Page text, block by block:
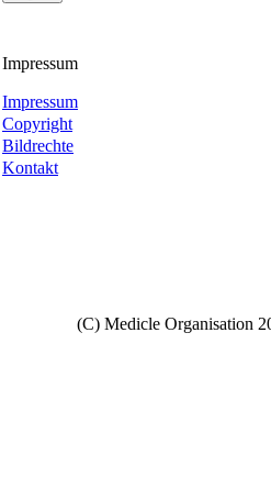
Impressum
Impressum
Copyright
Bildrechte
Kontakt
(C) Medicle Organisation